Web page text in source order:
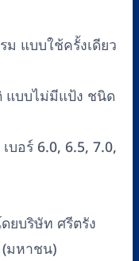
ม แบบใช้ครั้งเดียว
แบบไม่มีแป้ง ชนิด
อร์ 6.0, 6.5, 7.0,
ยบริษัท ศรีตรัง
(มหาชน)